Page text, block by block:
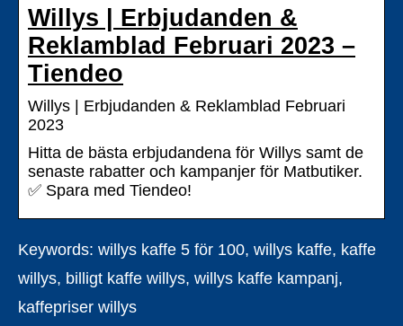
Willys | Erbjudanden &
Reklamblad Februari 2023 –
Tiendeo
Willys | Erbjudanden & Reklamblad Februari
2023
Hitta de bästa erbjudandena för Willys samt de
senaste rabatter och kampanjer för Matbutiker.
✅ Spara med Tiendeo!
Keywords: willys kaffe 5 för 100, willys kaffe, kaffe
willys, billigt kaffe willys, willys kaffe kampanj,
kaffepriser willys